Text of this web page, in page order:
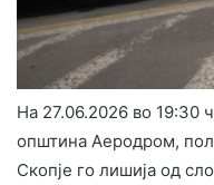
На 27.06.2026 во 19:30
општина Аеродром,
Скопје го лишија од